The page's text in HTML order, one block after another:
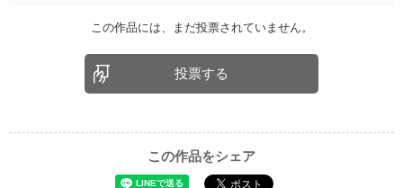
この作品には、まだ投票されていません。
投票する
この作品をシェア